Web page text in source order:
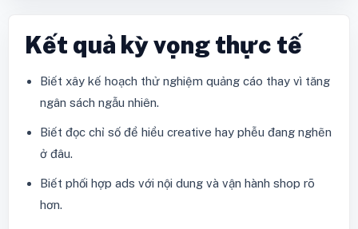
Kết quả kỳ vọng thực tế
Biết xây kế hoạch thử nghiệm quảng cáo thay vì tăng
ngân sách ngẫu nhiên.
Biết đọc chỉ số để hiểu creative hay phễu đang nghẽn
ở đâu.
Biết phối hợp ads với nội dung và vận hành shop rõ
hơn.